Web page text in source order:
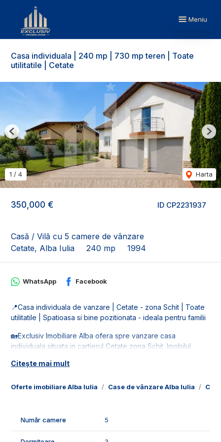
Meniu
Casa individuala | 240 mp | 730 mp teren | Toate
utilitatile | Cetate
ID CP2231937
350,000 €
Casă / Vilă cu 5 camere de vânzare
Cetate, Alba Iulia
240 mp 1994
1 / 4 Harta
Previous
Oferte imobiliare Alba Iulia Case de vânzare Alba Iulia
WhatsApp Facebook
📍Casa individuala de vanzare | Cetate - zona Schit | Toate
utilitatile | Spatioasa si bine pozitionata - ideala pentru familii
🏡Exclusiv Imobiliare Alba ofera spre vanzare casa
individuala situata in cartierul Cetate zona Schit. Imobilul
deschidere de 22 ml.
🚰Este racordata la toate utilitatile: apa, gaz, curent si
demisol, parter, mansarda:
Citește mai mult
Număr camere 5